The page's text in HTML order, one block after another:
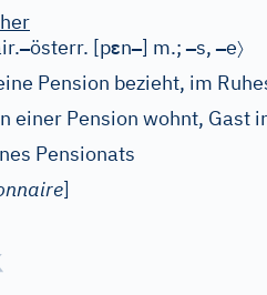
–österr. [pɛn–] m.;–s,–e〉
Pension bezieht, im
einer Pension wohnt, Gast
Pensionats
]